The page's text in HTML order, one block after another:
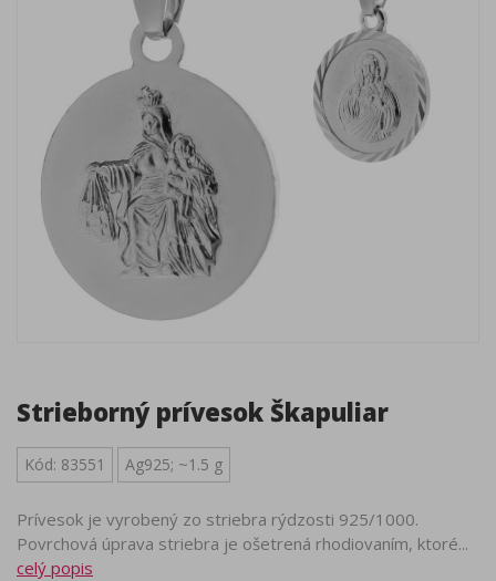
Strieborný prívesok Škapuliar
Kód: 83551 Ag925; ~1.5 g
Prívesok je vyrobený zo striebra rýdzosti 925/1000.
Povrchová úprava striebra je ošetrená rhodiovaním, ktoré...
celý popis